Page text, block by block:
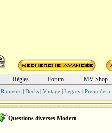
Règles Forum MV Shop
Rumeurs| Decks| Vintage| Legacy| Premodern
Questions diverses Modern